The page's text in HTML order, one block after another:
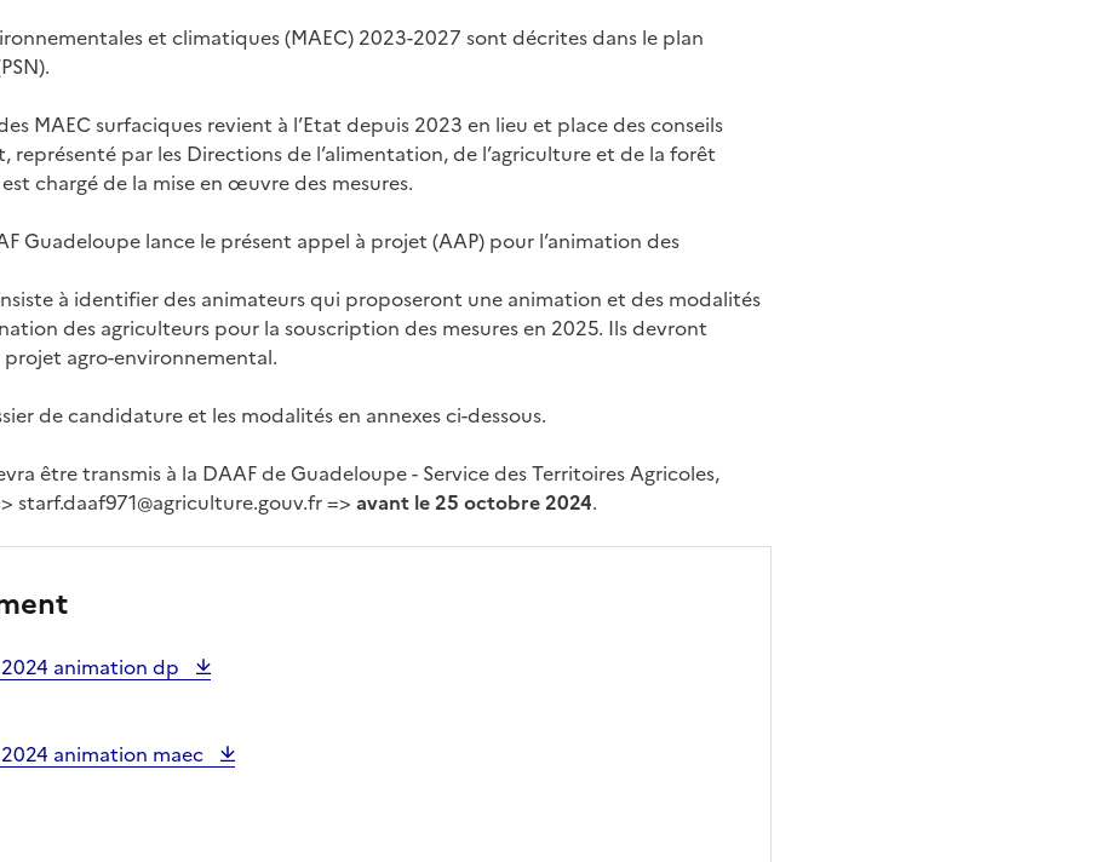
et climatiques (MAEC) 2023-2027 sont décrites dans le plan
MAEC surfaciques revient à l’Etat depuis 2023 en lieu et place des conseils
représenté par les Directions de l’alimentation, de l’agriculture et de la forêt
chargé de la mise en œuvre des mesures.
Guadeloupe lance le présent appel à projet (AAP) pour l’animation des
à identifier des animateurs qui proposeront une animation et des modalités
des agriculteurs pour la souscription des mesures en 2025. Ils devront
agro-environnemental.
de candidature et les modalités en annexes ci-dessous.
être transmis à la DAAF de Guadeloupe - Service des Territoires Agricoles,
starf.daaf971@agriculture.gouv.fr => avant le 25 octobre 2024.
animation dp
animation maec